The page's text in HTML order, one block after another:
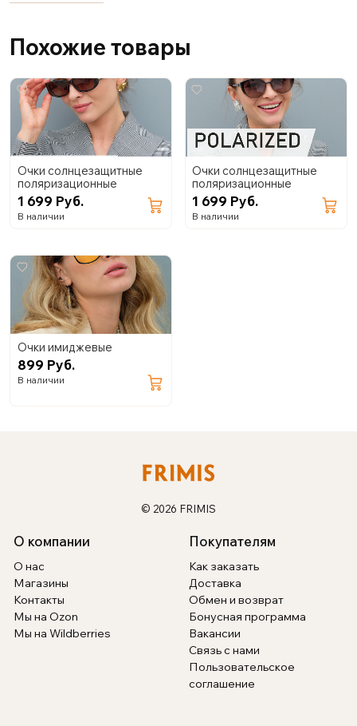
Похожие товары
Очки солнцезащитные
поляризационные
1 699 Руб.
В наличии
Очки солнцезащитные
поляризационные
1 699 Руб.
В наличии
Очки имиджевые
899 Руб.
В наличии
© 2026 FRIMIS
О компании
О нас
Магазины
Контакты
Мы на Ozon
Мы на Wildberries
Покупателям
Как заказать
Доставка
Обмен и возврат
Бонусная программа
Вакансии
Связь с нами
Пользовательское
соглашение